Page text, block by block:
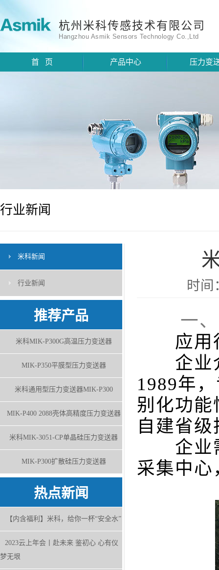
杭州米科传感技术有限公司
Hangzhou Asmik Sensors Technology Co.,Ltd
首 页 产品中心 压力变
行业新闻
米科新闻
行业新闻
推荐产品
米科MIK-P300G高温压力变送器
MIK-P350平膜型压力变送器
米科通用型压力变送器MIK-P300
MIK-P400 2088壳体高精度压力变送器
米科MIK-3051-CP单晶硅压力变送器
MIK-P300扩散硅压力变送器
热点新闻
【内含福利】米科，给你一杯“安全水”
2023云上年会丨赴未来 鉴初心 心有仪
梦无垠
时间
一、
应用行
企业介
1989年
别化功
自建省
企业需
采集中